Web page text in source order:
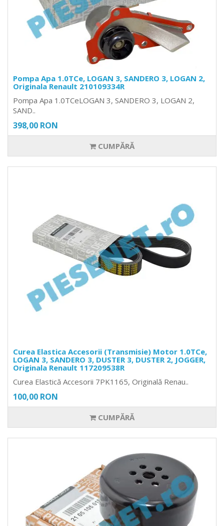
Pompa Apa 1.0TCe, LOGAN 3, SANDERO 3, LOGAN 2,
Originala Renault 210109334R
Pompa Apa 1.0TCeLOGAN 3, SANDERO 3, LOGAN 2,
SAND..
398,00 RON
CUMPĂRĂ
Curea Elastica Accesorii (Transmisie) Motor 1.0TCe,
LOGAN 3, SANDERO 3, DUSTER 3, DUSTER 2, JOGGER,
Originala Renault 117209538R
Curea Elastică Accesorii 7PK1165, Originală Renau..
100,00 RON
CUMPĂRĂ